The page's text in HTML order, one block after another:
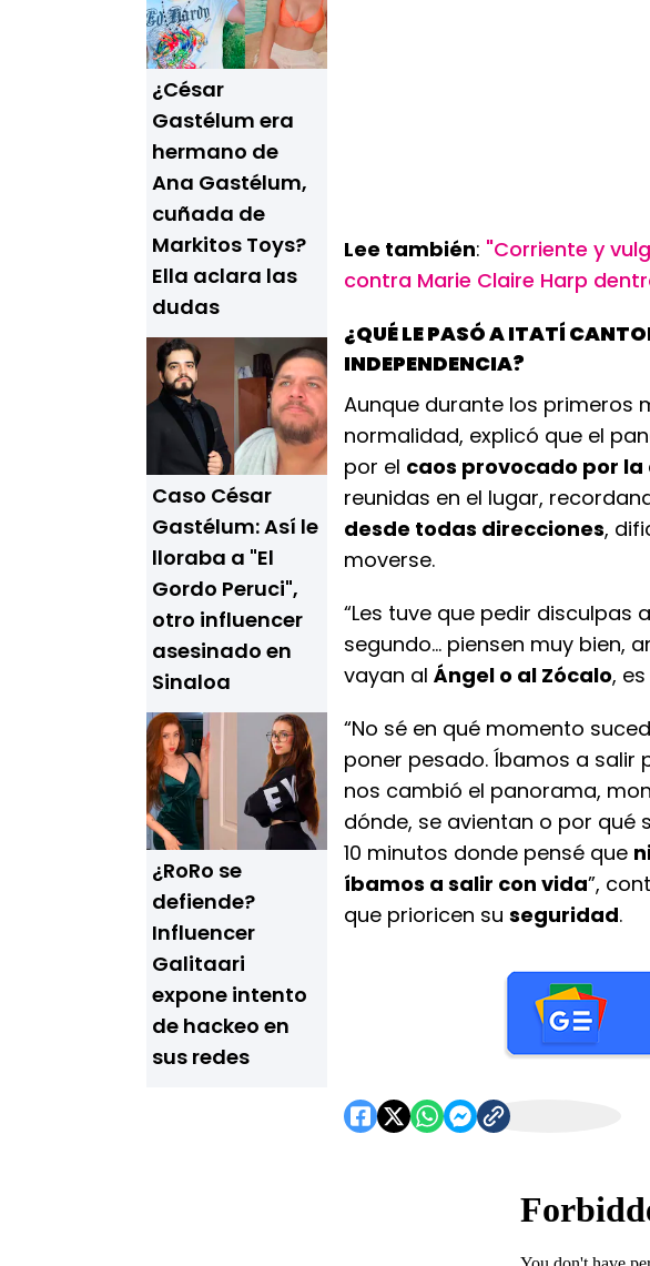
¿César
Gastélum era
hermano de
Ana Gastélum,
cuñada de
Markitos Toys?
Ella aclara las
dudas
Caso César
Gastélum: Así le
lloraba a "El
Gordo Peruci",
otro influencer
asesinado en
Sinaloa
¿RoRo se
defiende?
Influencer
Galitaari
expone intento
de hackeo en
sus redes
Lee también: "Corriente y
contra Marie Claire Harp
¿QUÉ LE PASÓ A ITATÍ
INDEPENDENCIA?
Aunque durante los primeros
normalidad, explicó que el
por el caos provocado por
reunidas en el lugar,
desde todas direcciones,
moverse.
“Les tuve que pedir disculpas
segundo… piensen muy bien,
vayan al Ángel o al Zócalo,
“No sé en qué momento
poner pesado. Íbamos a salir
nos cambió el panorama,
dónde, se avientan o por qué
10 minutos donde pensé que
íbamos a salir con vida”,
que prioricen su seguridad.